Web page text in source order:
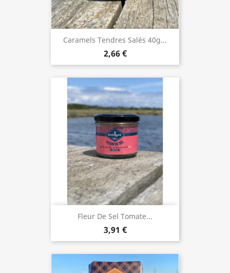
Caramels Tendres Salés 40g...
2,66 €
Fleur De Sel Tomate...
3,91 €